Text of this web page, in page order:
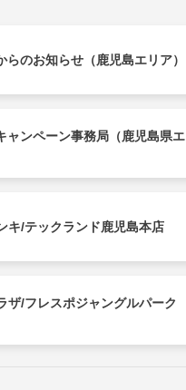
のお知らせ（鹿児島エリア）
ンペーン事務局（鹿児島県エ
キ/テックランド鹿児島本店
ザ/フレスポジャングルパーク